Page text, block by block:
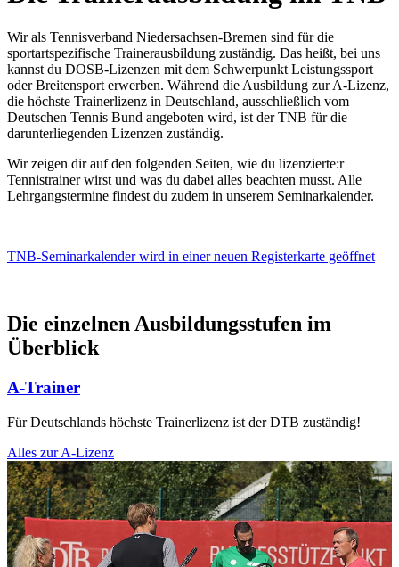
Wir als Tennisverband Niedersachsen-Bremen sind für die
sportartspezifische Trainerausbildung zuständig. Das heißt, bei uns
kannst du DOSB-Lizenzen mit dem Schwerpunkt Leistungssport
oder Breitensport erwerben. Während die Ausbildung zur A-Lizenz,
die höchste Trainerlizenz in Deutschland, ausschließlich vom
Deutschen Tennis Bund angeboten wird, ist der TNB für die
darunterliegenden Lizenzen zuständig.
Wir zeigen dir auf den folgenden Seiten, wie du lizenzierte:r
Tennistrainer wirst und was du dabei alles beachten musst. Alle
Lehrgangstermine findest du zudem in unserem Seminarkalender.
TNB-Seminarkalender wird in einer neuen Registerkarte geöffnet
Die einzelnen Ausbildungsstufen im
Überblick
A-Trainer
Für Deutschlands höchste Trainerlizenz ist der DTB zuständig!
Alles zur A-Lizenz